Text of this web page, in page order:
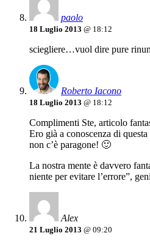
paolo
18 Luglio 2013 @ 18:12
sciegliere…vuol dire pure
Roberto Iacono
18 Luglio 2013 @ 18:12
Complimenti Ste, articolo
Ero già a conoscenza di
non c’è paragone! 🙂
La nostra mente è davvero
niente per evitare l’errore”,
Alex
21 Luglio 2013 @ 09:20